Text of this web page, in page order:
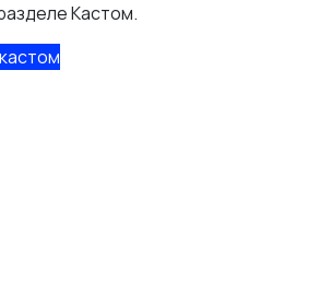
Кастом.